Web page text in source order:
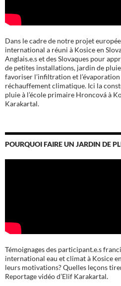
Dans le cadre de notre projet
international a réuni à Kosice en
Anglais.e.s et des Slovaques pour
de petites installations, jardin de
favoriser l’infiltration et
réchauffement climatique. Ici la
pluie à l’école primaire Hroncová à
Karakartal.
POURQUOI FAIRE UN JARDIN DE
Témoignages des participant.e.s
international eau et climat à Kosice
leurs motivations? Quelles leçons
Reportage vidéo d’Elif Karakartal.